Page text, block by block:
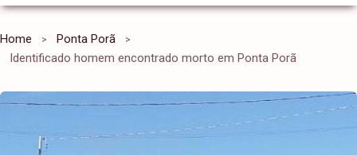
Home
Ponta Porã
Identificado homem encontrado morto em Ponta Porã